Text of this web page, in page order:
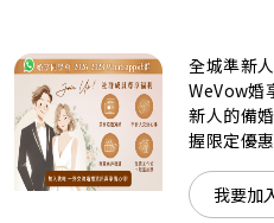
準新人的個性及預算﹔保證為您打造
賓客永誌難忘！
全城準新
WeVow婚
新人的備
握限定優惠
我要加